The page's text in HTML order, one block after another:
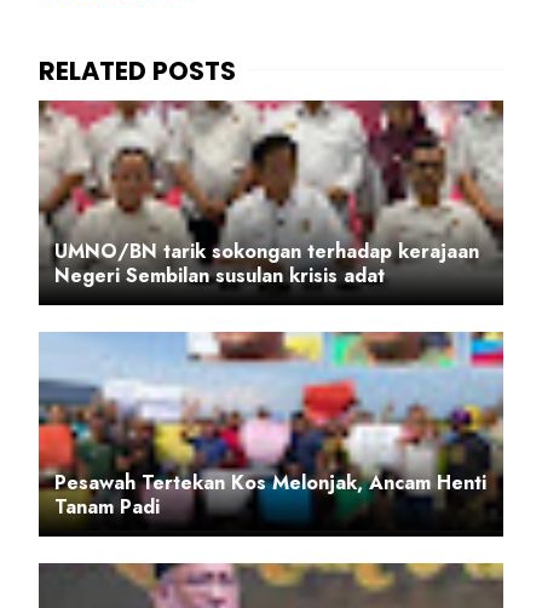
UMNO/BN tarik sokongan terhadap kerajaan
Negeri Sembilan susulan krisis adat
Pesawah Tertekan Kos Melonjak, Ancam Henti
Tanam Padi